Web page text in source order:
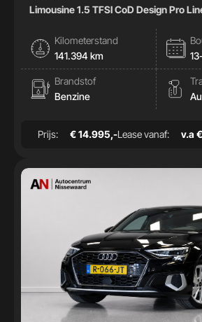
-
Kilometerstand
Bouwjaar
Limousine 1.5 TFSI CoD Design Pro
Kilometerstand
141.394 km
Brandstof
Benzine
Prijs: € 14.995,-Lease vanaf: v.a